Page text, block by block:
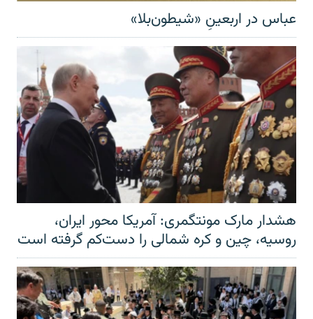
عباس در اربعینِ «شیطون‌بلا»
هشدار مارک مونتگمری: آمریکا محور ایران،
روسیه، چین و کره شمالی را دست‌کم گرفته است